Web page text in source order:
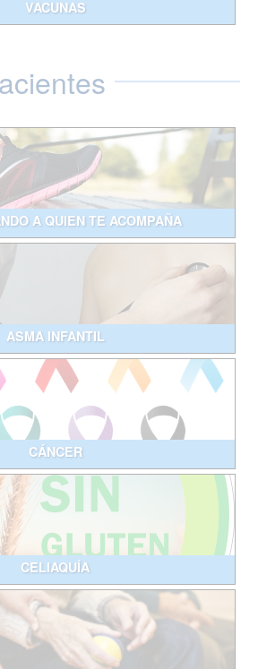
VACUNAS
A QUIEN TE ACOMPAÑA
ASMA INFANTIL
CÁNCER
CELIAQUÍA